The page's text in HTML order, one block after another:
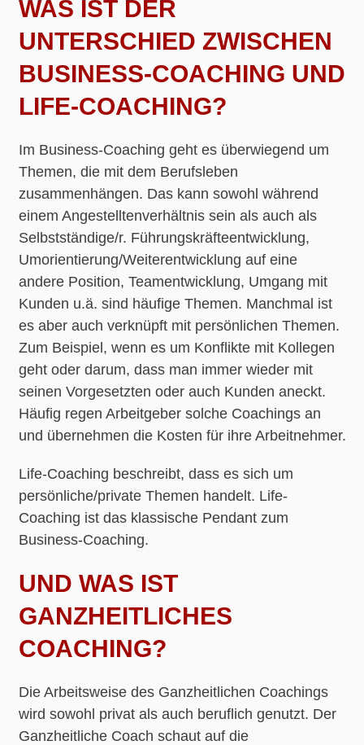
WAS IST DER
UNTERSCHIED ZWISCHEN
BUSINESS-COACHING UND
LIFE-COACHING?
Im Business-Coaching geht es überwiegend um
Themen, die mit dem Berufsleben
zusammenhängen. Das kann sowohl während
einem Angestelltenverhältnis sein als auch als
Selbstständige/r. Führungskräfteentwicklung,
Umorientierung/Weiterentwicklung auf eine
andere Position, Teamentwicklung, Umgang mit
Kunden u.ä. sind häufige Themen. Manchmal ist
es aber auch verknüpft mit persönlichen Themen.
Zum Beispiel, wenn es um Konflikte mit Kollegen
geht oder darum, dass man immer wieder mit
seinen Vorgesetzten oder auch Kunden aneckt.
Häufig regen Arbeitgeber solche Coachings an
und übernehmen die Kosten für ihre Arbeitnehmer.
Life-Coaching beschreibt, dass es sich um
persönliche/private Themen handelt. Life-
Coaching ist das klassische Pendant zum
Business-Coaching.
UND WAS IST
GANZHEITLICHES
COACHING?
Die Arbeitsweise des Ganzheitlichen Coachings
wird sowohl privat als auch beruflich genutzt. Der
Ganzheitliche Coach schaut auf die